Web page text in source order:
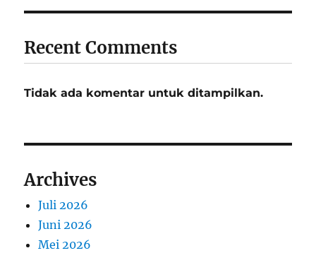
Recent Comments
Tidak ada komentar untuk ditampilkan.
Archives
Juli 2026
Juni 2026
Mei 2026